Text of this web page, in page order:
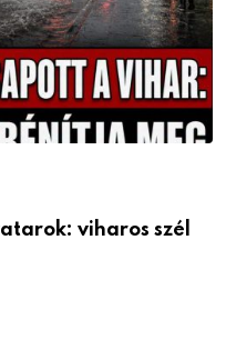
viharos szél